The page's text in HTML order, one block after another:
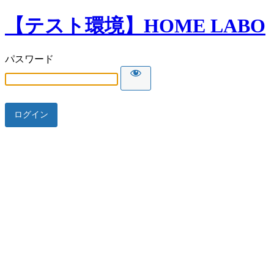
【テスト環境】HOME LABO
パスワード